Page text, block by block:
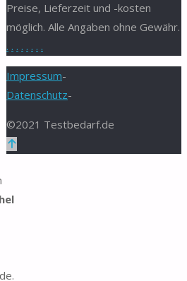
Preise, Lieferzeit und -kosten
möglich. Alle Angaben ohne Gewähr.
. . . . . . . .
Impressum-
Datenschutz-
©2021 Testbedarf.de
Zurück